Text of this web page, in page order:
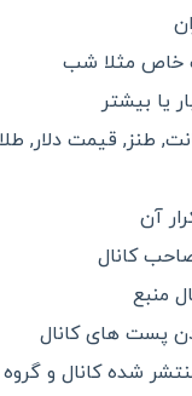
خاص مثلا شب
طنز, قیمت دلار,
آن
کانال
منبع
پست های کانال
شده کانال و